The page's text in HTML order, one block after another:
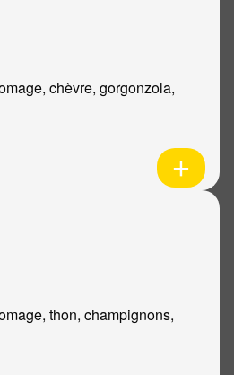
chèvre, gorgonzola,
thon, champignons,